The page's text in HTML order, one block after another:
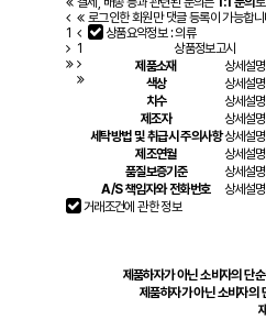
1
1
로그인한 회원만 댓글 등록이 가능합
상품요약정보 : 의류
상품정보고시
제품소재
상세설
색상
상세설
치수
상세설
제조자
상세설
세탁방법 및 취급시 주의사항상세설
제조연월
상세설
품질보증기준
상세설
A/S 책임자와 전화번호
상세설
거래조건에 관한 정보
제품하자가 아닌 소비자의 단
제품하자가 아닌 소비자의